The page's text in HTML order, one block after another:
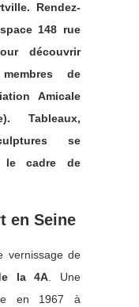
Rendez-
148 rue
découvrir
de
Amicale
Tableaux,
se
le cadre de
en Seine
vernissage de
la 4A . Une
en 1967 à